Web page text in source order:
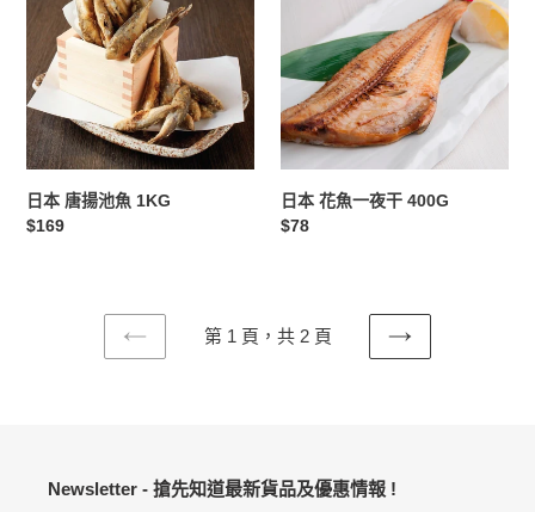
魚
1KG
日本 唐揚池魚 1KG
定
$169
一
夜
干
400G
日本 花魚一夜干 400G
定
$78
上
第 1 頁，共 2 頁
下
Newsletter - 搶先知道最新貨品及優惠情報 !